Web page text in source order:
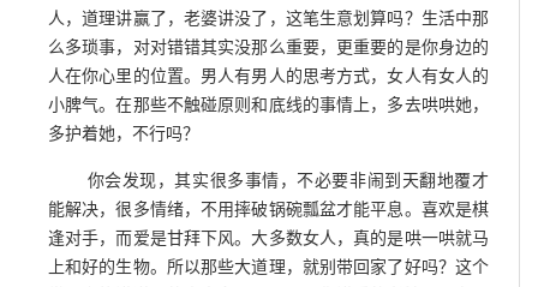
人，道理讲赢了，老婆讲没了，这笔生意划算吗？生活中那
么多琐事，对对错错其实没那么重要，更重要的是你身边的
人在你心里的位置。男人有男人的思考方式，女人有女人的
小脾气。在那些不触碰原则和底线的事情上，多去哄哄她，
多护着她，不行吗？
你会发现，其实很多事情，不必要非闹到天翻地覆才
能解决，很多情绪，不用摔破锅碗瓢盆才能平息。喜欢是棋
逢对手，而爱是甘拜下风。大多数女人，真的是哄一哄就马
上和好的生物。所以那些大道理，就别带回家了好吗？这个